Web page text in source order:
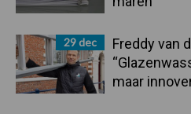
29 dec
Freddy van
maar